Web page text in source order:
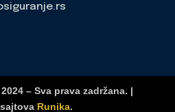
– Sva prava zadržana. |
Runika.